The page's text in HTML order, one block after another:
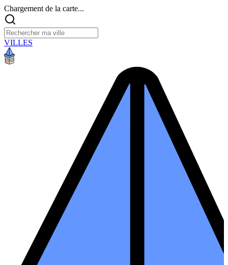
Chargement de la carte...
VILLES